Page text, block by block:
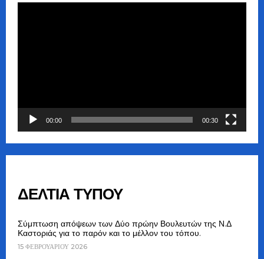
00:00 00:30
ΔΕΛΤΙΑ ΤΥΠΟΥ
Σύμπτωση απόψεων των Δύο πρώην Βουλευτών της Ν.Δ
Καστοριάς για το παρόν και το μέλλον του τόπου.
15 ΦΕΒΡΟΥΑΡΊΟΥ 2026